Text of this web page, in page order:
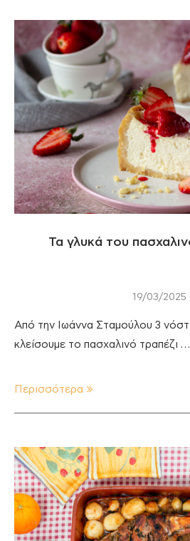
Τα γλυκά του
19/03/2025
Από την Ιωάννα Σταμούλου 3
κλείσουμε το πασχαλινό τραπέζι …
Περισσότερα